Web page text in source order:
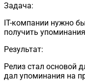
Задача:
IT-компании нужно
получить
Результат:
Релиз стал основой
дал упоминания на